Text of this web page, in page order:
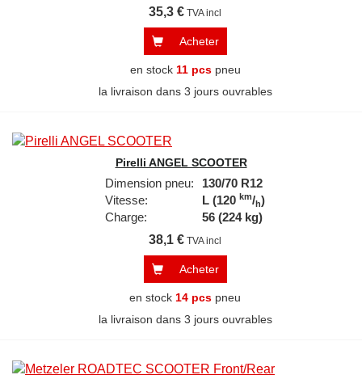
35,3 € TVA incl
Acheter
en stock 11 pcspneu
la livraison dans 3 jours ouvrables
Pirelli ANGEL SCOOTER
Dimension pneu:
130/70 R12
Vitesse:
L (120 km/h)
Charge:
56 (224 kg)
38,1 € TVA incl
Acheter
en stock 14 pcs pneu
la livraison dans 3 jours ouvrables